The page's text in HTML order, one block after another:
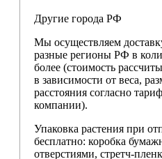
Другие города РФ
Мы осуществляем
разные регионы РФ в
более (стоимость
в зависимости от веса,
расстояния согласно
компании).
Упаковка растения при
бесплатно: коробка
отверстиями, стретч-